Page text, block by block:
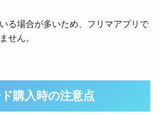
る場合が多いため、フリマアプリで
せん。
購入時の注意点